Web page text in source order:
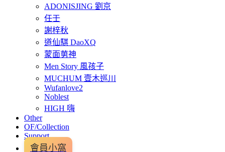
ADONISJING 劉京
任壬
謝梓秋
道仙騏 DaoXQ
蒙面莮神
Men Story 風孩子
MUCHUM 壹木巡川
Wufanlove2
Noblest
HIGH 嗨
Other
OF/Collection
Support
會員小窩